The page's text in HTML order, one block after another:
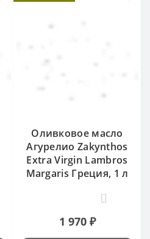
Оливковое масло
Агурелио Zakynthos
Extra Virgin Lambros
Margaris Греция, 1 л
1 970 ₽